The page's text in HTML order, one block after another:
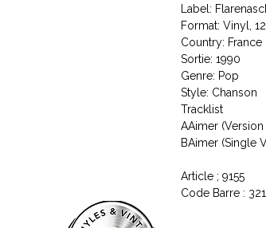
Label:
Format: Vinyl,
Country: France
Sortie: 1990
Genre: Pop
Style: Chanson
Tracklist
AAimer
BAimer (Single
Article ; 9155
Code Barre :